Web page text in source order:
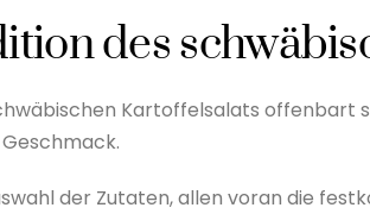
des
Kartoffelsalats offenbart
der Zutaten, allen voran die